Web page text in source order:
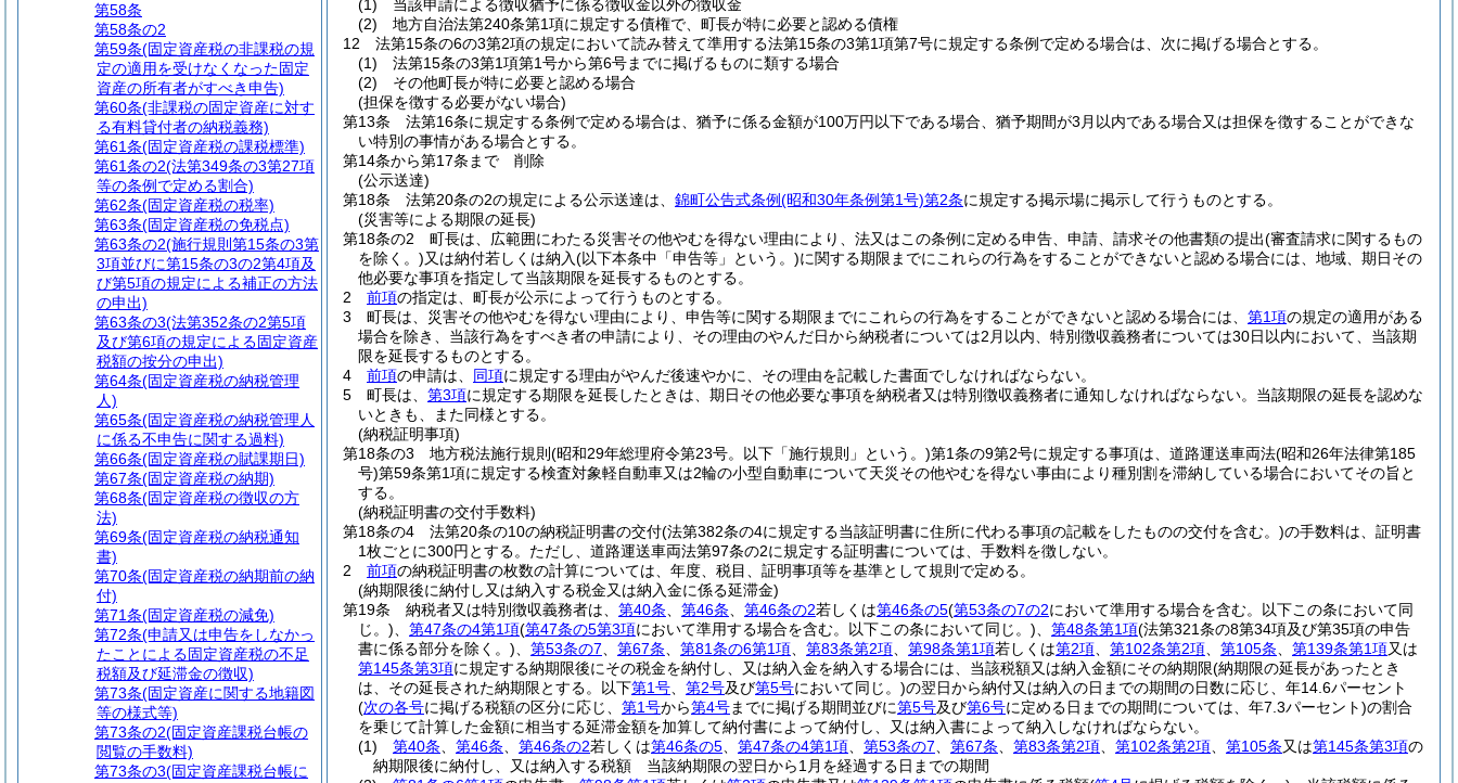
(1)
当該申請による徴収猶予に係る徴収金以外の徴収金
(2)
地方自治法第240条第1項に規定する債権で、町長が特に必要と認める債権
12
法第15条の6の3第2項の規定において読み替えて準用する法第15条の3第1項第7号に規定する条例で定める場合は、次に掲げる場合とする。
(1)
法第15条の3第1項第1号から第6号までに掲げるものに類する場合
(2)
その他町長が特に必要と認める場合
(担保を徴する必要がない場合)
第13条
法第16条に規定する条例で定める場合は、猶予に係る金額が100万円以下である場合、猶予期間が3月以内である場合又は担保を徴することができな
い特別の事情がある場合とする。
第14条から第17条まで
削除
(公示送達)
第18条
法第20条の2の規定による公示送達は、 錦町公告式条例(昭和30年条例第1号)第2条に規定する掲示場に掲示して行うものとする。
(災害等による期限の延長)
第18条の2
町長は、広範囲にわたる災害その他やむを得ない理由により、法又はこの条例に定める申告、申請、請求その他書類の提出(審査請求に関するもの
を除く。)又は納付若しくは納入(以下本条中「申告等」という。)に関する期限までにこれらの行為をすることができないと認める場合には、地域、期日その
他必要な事項を指定して当該期限を延長するものとする。
2
前項の指定は、町長が公示によって行うものとする。
3
町長は、災害その他やむを得ない理由により、申告等に関する期限までにこれらの行為をすることができないと認める場合には、 第1項の規定の適用がある
場合を除き、当該行為をすべき者の申請により、その理由のやんだ日から納税者については2月以内、特別徴収義務者については30日以内において、当該期
限を延長するものとする。
4
前項の申請は、 同項に規定する理由がやんだ後速やかに、その理由を記載した書面でしなければならない。
5
町長は、 第3項に規定する期限を延長したときは、期日その他必要な事項を納税者又は特別徴収義務者に通知しなければならない。 当該期限の延長を認めな
いときも、また同様とする。
(納税証明事項)
第18条の3
地方税法施行規則 (昭和29年総理府令第23号。以下「施行規則」という。)第1条の9第2号に規定する事項は、道路運送車両法(昭和26年法律第185
号)第59条第1項に規定する検査対象軽自動車又は2輪の小型自動車について天災その他やむを得ない事由により種別割を滞納している場合においてその旨と
する。
(納税証明書の交付手数料)
第18条の4
法第20条の10の納税証明書の交付(法第382条の4に規定する当該証明書に住所に代わる事項の記載をしたものの交付を含む。)の手数料は、証明書
1枚ごとに300円とする。 ただし、道路運送車両法第97条の2に規定する証明書については、手数料を徴しない。
2
前項の納税証明書の枚数の計算については、年度、税目、証明事項等を基準として規則で定める。
(納期限後に納付し又は納入する税金又は納入金に係る延滞金)
第19条
納税者又は特別徴収義務者は、 第40条 第46条 第46条の2若しくは第46条の5(第53条の7の2において準用する場合を含む。以下この条において同
じ。)
第47条の4第1項(第47条の5第3項において準用する場合を含む。以下この条において同じ。) 第48条第1項(法第321条の8第34項及び第35項の申告
書に係る部分を除く。)
第53条の7 第67条 第81条の6第1項 第83条第2項 第98条第1項若しくは第2項 第102条第2項 第105条 第139条第1項又は
第145条第3項に規定する納期限後にその税金を納付し、又は納入金を納入する場合には、当該税額又は納入金額にその納期限(納期限の延長があったとき
は、その延長された納期限とする。以下第1号 第2号及び第5号において同じ。)の翌日から納付又は納入の日までの期間の日数に応じ、年14.6パーセント
(次の各号に掲げる税額の区分に応じ、 第1号から第4号までに掲げる期間並びに第5号及び第6号に定める日までの期間については、年7.3パーセント)の割合
を乗じて計算した金額に相当する延滞金額を加算して納付書によって納付し、又は納入書によって納入しなければならない。
(1)
第40条 第46条 第46条の2若しくは第46条の5 第47条の4第1項 第53条の7 第67条 第83条第2項 第102条第2項 第105条又は第145条第3項の
納期限後に納付し、又は納入する税額 当該納期限の翌日から1月を経過する日までの期間
第58条
第58条の2
第59条(固定資産税の非課税の規
定の適用を受けなくなった固定
資産の所有者がすべき申告)
第60条(非課税の固定資産に対す
る有料貸付者の納税義務)
第61条(固定資産税の課税標準)
第61条の2(法第349条の3第27項
等の条例で定める割合)
第62条(固定資産税の税率)
第63条(固定資産税の免税点)
第63条の2(施行規則第15条の3第
3項並びに第15条の3の2第4項及
び第5項の規定による補正の方法
の申出)
第63条の3(法第352条の2第5項
及び第6項の規定による固定資産
税額の按分の申出)
第64条(固定資産税の納税管理
人)
第65条(固定資産税の納税管理人
に係る不申告に関する過料)
第66条(固定資産税の賦課期日)
第67条(固定資産税の納期)
第68条(固定資産税の徴収の方
法)
第69条(固定資産税の納税通知
書)
第70条(固定資産税の納期前の納
付)
第71条(固定資産税の減免)
第72条(申請又は申告をしなかっ
たことによる固定資産税の不足
税額及び延滞金の徴収)
第73条(固定資産に関する地籍図
等の様式等)
第73条の2(固定資産課税台帳の
閲覧の手数料)
第73条の3(固定資産課税台帳に